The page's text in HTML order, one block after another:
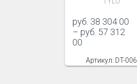
руб. 38 304 00
– руб. 57 312
00
Артикул: DT-006